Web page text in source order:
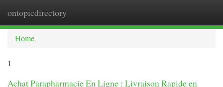
ontopicdirectory
Home
1
Achat Parapharmacie En Ligne : Livraison Rapide en